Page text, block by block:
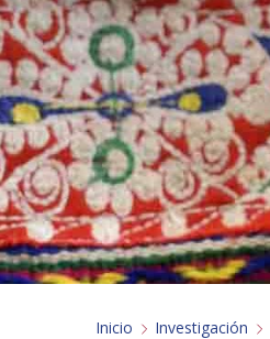
Inicio Investigación